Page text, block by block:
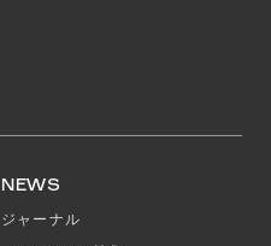
NEWS
ジャーナル